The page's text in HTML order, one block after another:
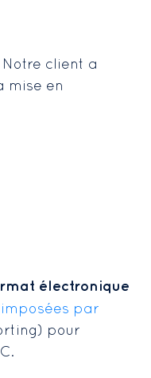
client a
mise en
électronique
par
pour